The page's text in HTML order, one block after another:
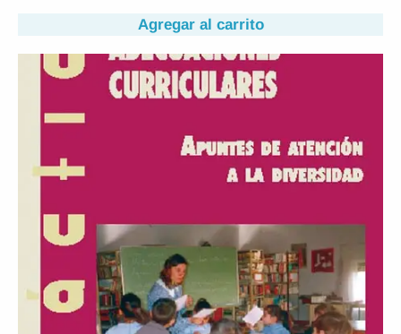
Agregar al carrito